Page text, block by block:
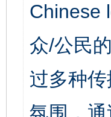
Chinese
众/公民
过多种